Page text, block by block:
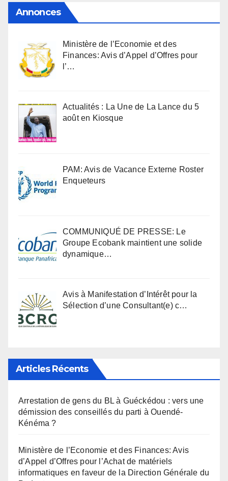
Annonces
Ministère de l’Economie et des
Finances: Avis d’Appel d’Offres pour
l’…
Actualités : La Une de La Lance du 5
août en Kiosque
PAM: Avis de Vacance Externe Roster
Enqueteurs
COMMUNIQUÉ DE PRESSE: Le
Groupe Ecobank maintient une solide
dynamique…
Avis à Manifestation d’Intérêt pour la
Sélection d’une Consultant(e) c…
Articles Récents
Arrestation de gens du BL à Guéckédou : vers une
démission des conseillés du parti à Ouendé-
Kénéma ?
Ministère de l’Economie et des Finances: Avis
d’Appel d’Offres pour l’Achat de matériels
informatiques en faveur de la Direction Générale du